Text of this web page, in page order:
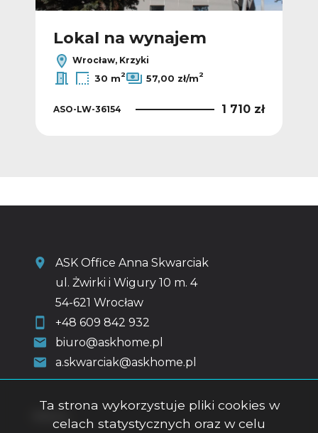
Lokal na wynajem
Wrocław, Krzyki
30 m2 57,00 zł/m2
ASO-LW-36154 1 710 zł
ASK Office Anna Skwarciak
ul. Żwirki i Wigury 10 m. 4
54-621 Wrocław
+48 609 842 932
biuro@askhome.pl
a.skwarciak@askhome.pl
Ta strona wykorzystuje pliki cookies w
celach statystycznych oraz w celu